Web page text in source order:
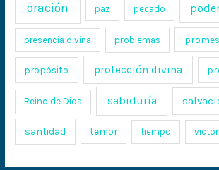
oración paz pecado
presencia divina problemas
propósito protección divina
Reino de Dios sabiduría
santidad temor tiempo